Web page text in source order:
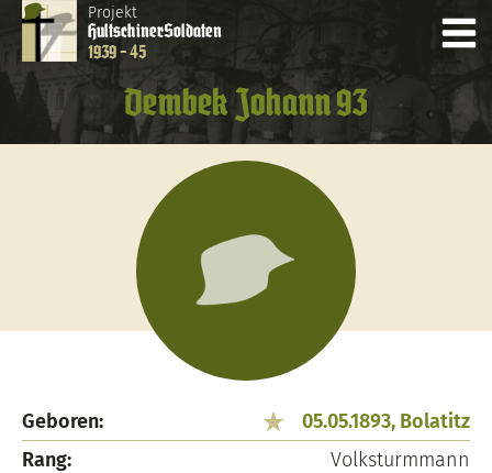
Projekt
HultschinerSoldaten
1939 - 45
Dembek Johann 93
Geboren:
05.05.1893, Bolatitz
Rang:
Volksturmmann